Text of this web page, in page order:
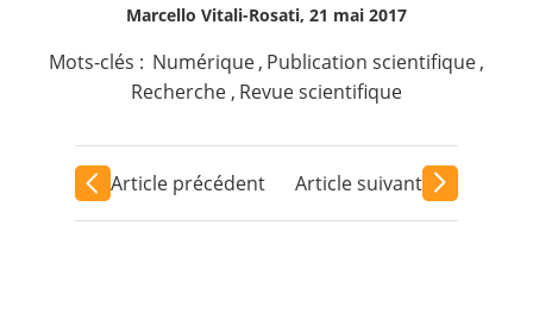
Marcello Vitali-Rosati, 21 mai 2017
Mots-clés : Numérique, Publication scientifique,
Recherche , Revue scientifique
Article précédent Article suivant